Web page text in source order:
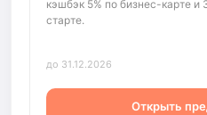
кэшбэк 5% по бизнес-карте
старте.
до 31.12.2026
Открыть